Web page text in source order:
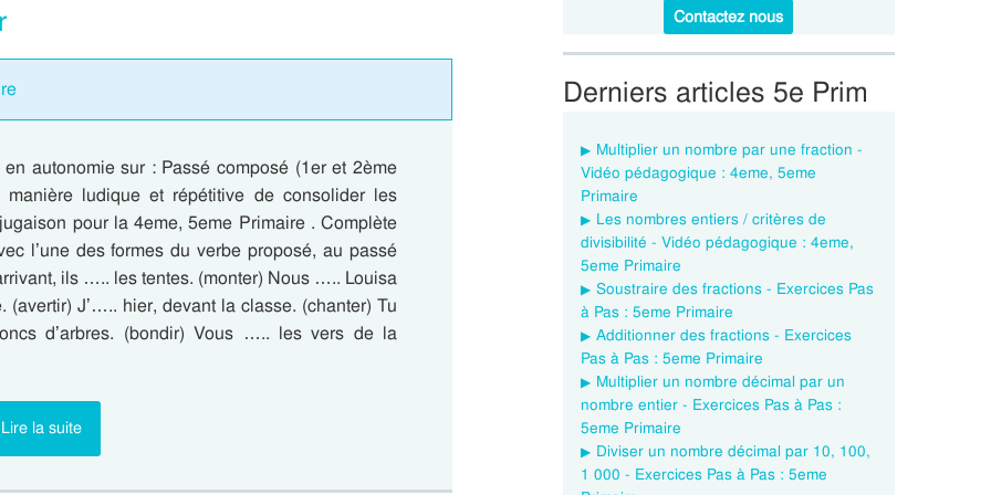
autonomie sur : Passé composé (1er et 2ème
manière ludique et répétitive de consolider les
pour la 4eme, 5eme Primaire . Complète
l’une des formes du verbe proposé, au passé
ils ….. les tentes. (monter) Nous ….. Louisa
(avertir) J’….. hier, devant la classe. (chanter) Tu
d’arbres. (bondir) Vous ….. les vers de la
Lire la suite
Contactez nous
Derniers articles 5e Prim
Multiplier un nombre par une fraction -
Vidéo pédagogique : 4eme, 5eme
Primaire
Les nombres entiers / critères de
divisibilité - Vidéo pédagogique : 4eme,
5eme Primaire
Soustraire des fractions - Exercices Pas
à Pas : 5eme Primaire
Additionner des fractions - Exercices
Pas à Pas : 5eme Primaire
Multiplier un nombre décimal par un
nombre entier - Exercices Pas à Pas :
5eme Primaire
Diviser un nombre décimal par 10, 100,
1 000 - Exercices Pas à Pas : 5eme